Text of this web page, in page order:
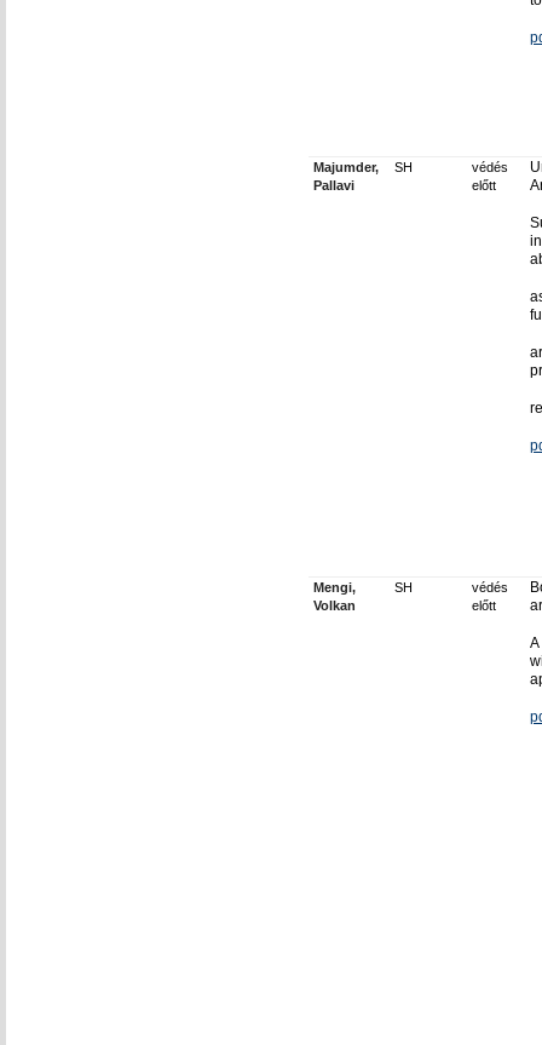
Majumder,
Pallavi
SH
védés
előtt
Mengi,
Volkan
SH
védés
előtt